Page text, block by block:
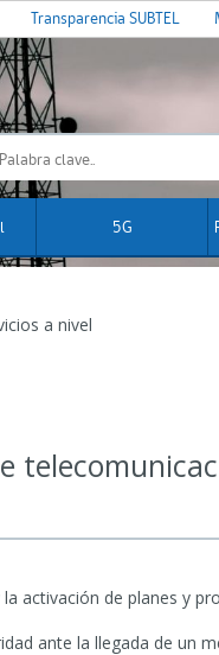
Transparencia SUBTEL
5G
a nivel
activación de planes y
ante la llegada de un